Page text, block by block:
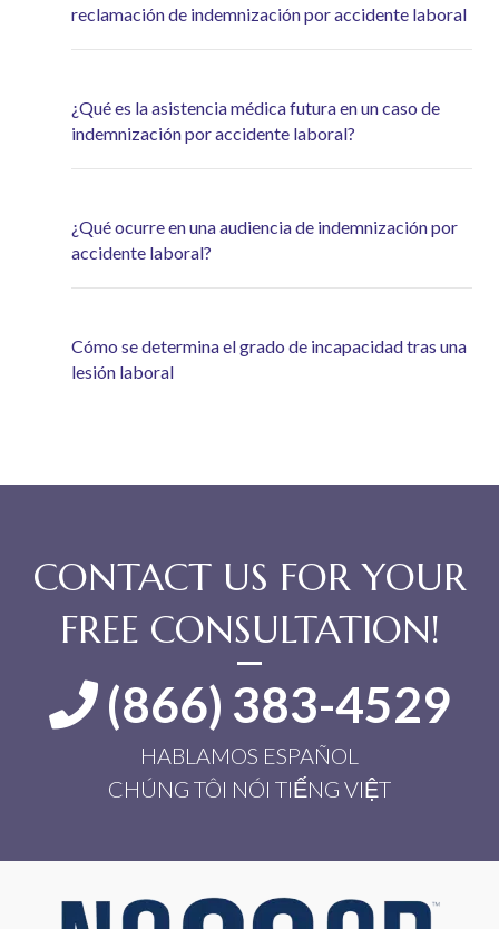
reclamación de indemnización por accidente laboral
¿Qué es la asistencia médica futura en un caso de
indemnización por accidente laboral?
¿Qué ocurre en una audiencia de indemnización por
accidente laboral?
Cómo se determina el grado de incapacidad tras una
lesión laboral
CONTACT US FOR YOUR
FREE CONSULTATION!
(866) 383-4529
HABLAMOS ESPAÑOL
CHÚNG TÔI NÓI TIẾNG VIỆT